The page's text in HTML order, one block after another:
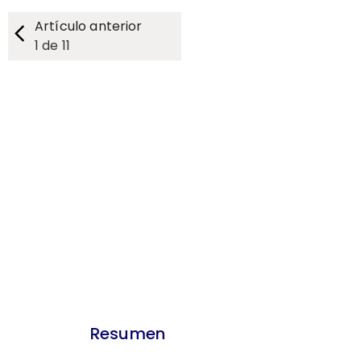
Artículo anterior
1 de 11
Resumen